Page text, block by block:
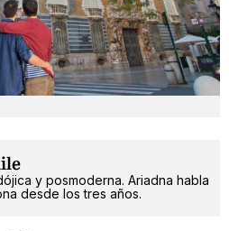
y posmoderna. Ariadna habla
desde los tres años.